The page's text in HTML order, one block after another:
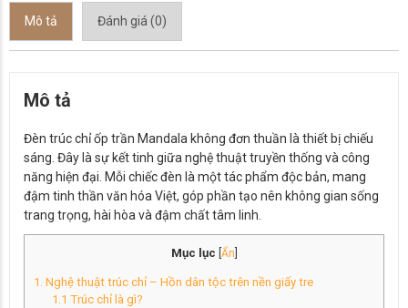
Mô tả Đánh giá (0)
Mô tả
Đèn trúc chỉ ốp trần Mandala không đơn thuần là thiết bị chiếu
sáng. Đây là sự kết tinh giữa nghệ thuật truyền thống và công
năng hiện đại. Mỗi chiếc đèn là một tác phẩm độc bản, mang
đậm tinh thần văn hóa Việt, góp phần tạo nên không gian sống
trang trọng, hài hòa và đậm chất tâm linh.
Mục lục Ẩn
1. Nghệ thuật trúc chỉ – Hồn dân tộc trên nền giấy tre
1.1 Trúc chỉ là gì?